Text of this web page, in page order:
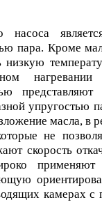
насоса
пара. Кроме
представляют
упругостью
масла, в
не
скорость
применяют
камерах